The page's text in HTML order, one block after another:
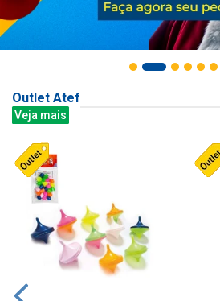
Outlet Atef
Veja mais